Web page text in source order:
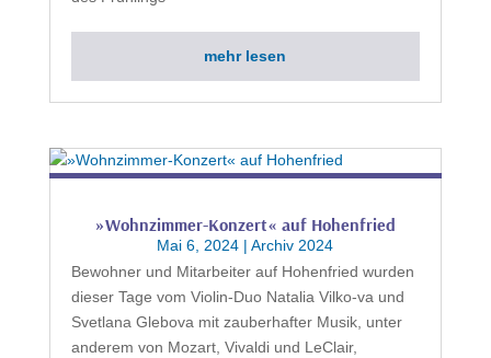
mehr lesen
»Wohnzimmer-Konzert« auf Hohenfried
Mai 6, 2024 |Archiv 2024
Bewohner und Mitarbeiter auf Hohenfried wurden
dieser Tage vom Violin-Duo Natalia Vilko-va und
Svetlana Glebova mit zauberhafter Musik, unter
anderem von Mozart, Vivaldi und LeClair,